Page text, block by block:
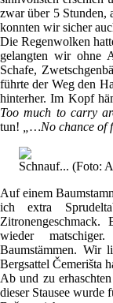
zwar über 5 Stunden,
konnten wir sicher
Die Regenwolken
gelangten wir ohne
Schafe,
führte der Weg den
hinterher. Im Kopf
Too much to carry
tun!
„…No chance
Schnauf... (Foto:
Auf einem
ich extra
wieder
Baumstämmen. Wir
Bergsattel Čemerišta
Ab und zu
dieser Stausee wurde